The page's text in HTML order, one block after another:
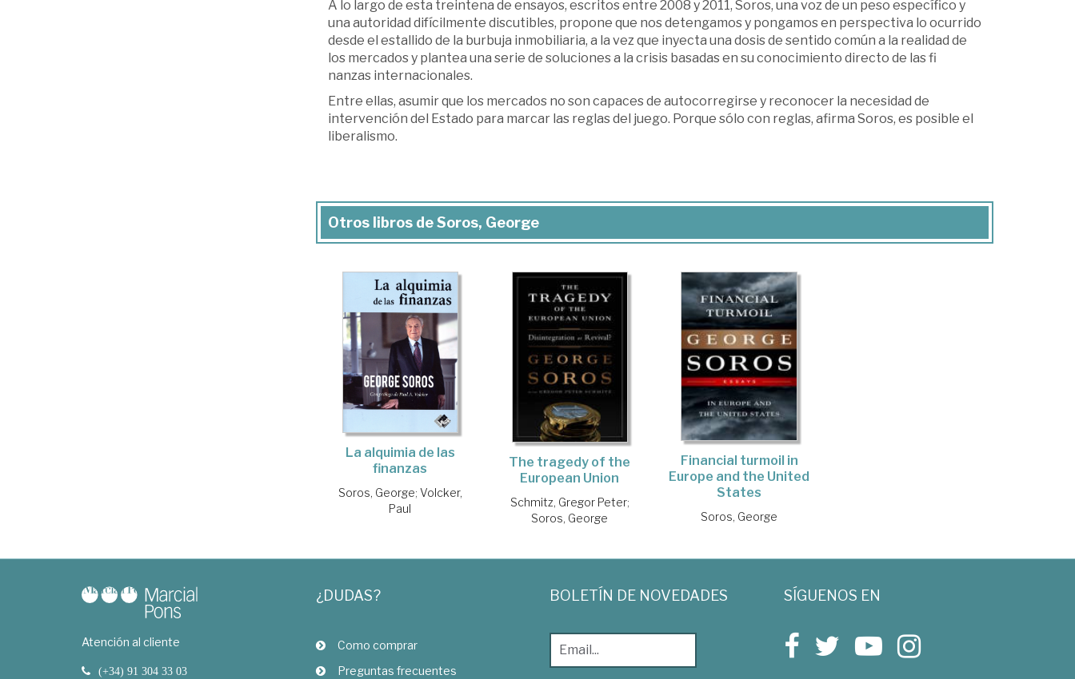
A lo largo de esta treintena de ensayos, escritos entre 2008 y 2011, Soros, una voz de un peso específico y
una autoridad difícilmente discutibles, propone que nos detengamos y pongamos en perspectiva lo ocurrido
desde el estallido de la burbuja inmobiliaria, a la vez que inyecta una dosis de sentido común a la realidad de
los mercados y plantea una serie de soluciones a la crisis basadas en su conocimiento directo de las fi
nanzas internacionales.
Entre ellas, asumir que los mercados no son capaces de autocorregirse y reconocer la necesidad de
intervención del Estado para marcar las reglas del juego. Porque sólo con reglas, afirma Soros, es posible el
liberalismo.
Otros libros de Soros, George
La alquimia de las
finanzas
Soros, George; Volcker,
Paul
The tragedy of the
European Union
Schmitz, Gregor Peter;
Soros, George
Financial turmoil in
Europe and the United
States
Soros, George
Atención al cliente
(+34) 91 304 33 03
¿DUDAS?
Como comprar
Preguntas frecuentes
BOLETÍN DE NOVEDADES SÍGUENOS EN